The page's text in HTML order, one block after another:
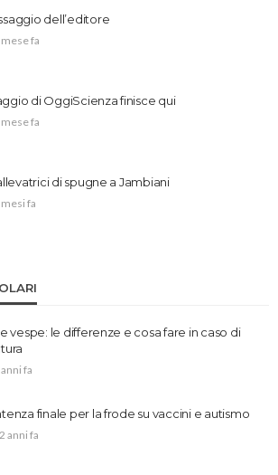
dell’editore
mese fa
di OggiScienza finisce qui
mese fa
di spugne a Jambiani
mesi fa
vespe: le differenze e cosa fare in caso di
fa
finale per la frode su vaccini e autismo
anni fa